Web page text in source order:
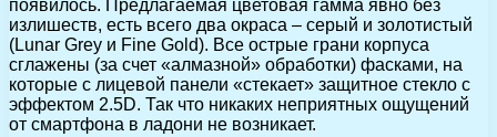
появилось. Предлагаемая цветовая гамма явно без
излишеств, есть всего два окраса – серый и золотистый
(Lunar Grey и Fine Gold). Все острые грани корпуса
сглажены (за счет «алмазной» обработки) фасками, на
которые с лицевой панели «стекает» защитное стекло с
эффектом 2.5D. Так что никаких неприятных ощущений
от смартфона в ладони не возникает.